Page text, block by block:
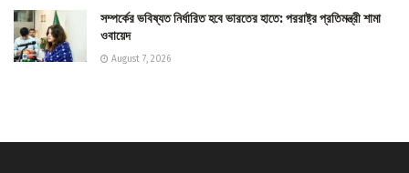
সম্পর্কের ভবিষ্যত নির্ধারিত হবে ভারতের হাতে: পররাষ্ট্র প্রতিমন্ত্রী শামা
ওবায়েদ
August 7, 2026